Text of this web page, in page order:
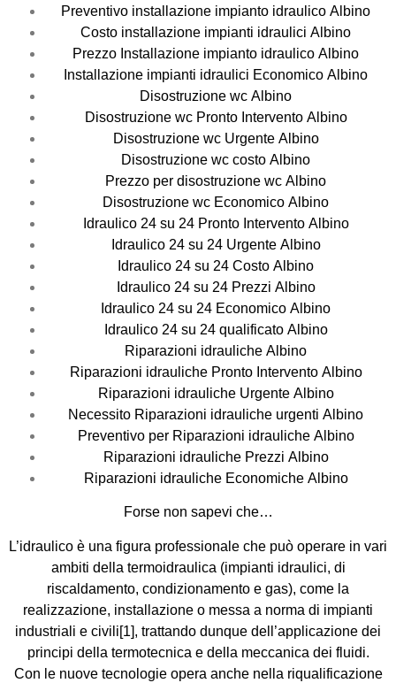
Preventivo installazione impianto idraulico Albino
Costo installazione impianti idraulici Albino
Prezzo Installazione impianto idraulico Albino
Installazione impianti idraulici Economico Albino
Disostruzione wc Albino
Disostruzione wc Pronto Intervento Albino
Disostruzione wc Urgente Albino
Disostruzione wc costo Albino
Prezzo per disostruzione wc Albino
Disostruzione wc Economico Albino
Idraulico 24 su 24 Pronto Intervento Albino
Idraulico 24 su 24 Urgente Albino
Idraulico 24 su 24 Costo Albino
Idraulico 24 su 24 Prezzi Albino
Idraulico 24 su 24 Economico Albino
Idraulico 24 su 24 qualificato Albino
Riparazioni idrauliche Albino
Riparazioni idrauliche Pronto Intervento Albino
Riparazioni idrauliche Urgente Albino
Necessito Riparazioni idrauliche urgenti Albino
Preventivo per Riparazioni idrauliche Albino
Riparazioni idrauliche Prezzi Albino
Riparazioni idrauliche Economiche Albino
Forse non sapevi che…
L’idraulico è una figura professionale che può operare in vari
ambiti della termoidraulica (impianti idraulici, di
riscaldamento, condizionamento e gas), come la
realizzazione, installazione o messa a norma di impianti
industriali e civili[1], trattando dunque dell’applicazione dei
principi della termotecnica e della meccanica dei fluidi.
Con le nuove tecnologie opera anche nella riqualificazione